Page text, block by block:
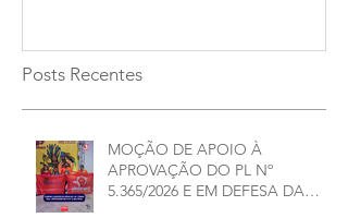
Posts Recentes
MOÇÃO DE APOIO À
APROVAÇÃO DO PL Nº
5.365/2026 E EM DEFESA DA